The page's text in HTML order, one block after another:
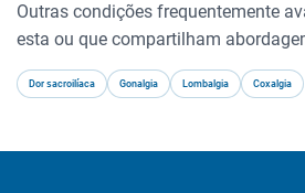
Outras condições frequentemente
esta ou que compartilham
Dor sacroilíaca Gonalgia Lombalgia Coxalgia